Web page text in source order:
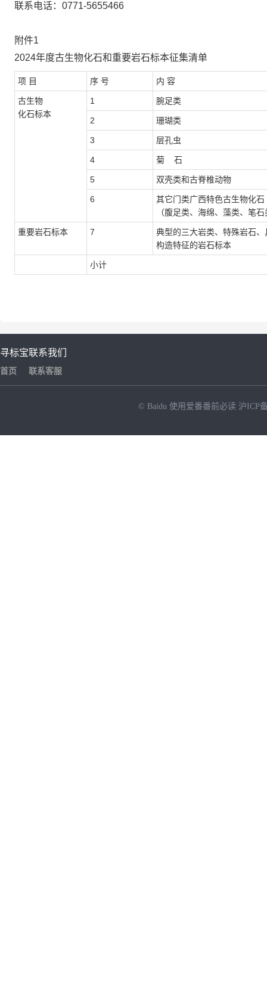
联系电话： 0771-5655466
附件1
2024年度古生物化石和重要岩石标本征集清单
项 目 序 号 内 容
古生物
化石标本
1 腕足类
2 珊瑚类
3 层孔虫
4 菊 石
5 双壳类和古脊椎动物
6
其它门类广西特色古生物化石
（腹足类、海绵、藻类、笔
重要岩石标本 7
典型的三大岩类、特殊岩石
构造特征的岩石标本
小计
寻标宝
首页
联系我们
联系客服
© Baidu 使用爱番番前必读 沪ICP